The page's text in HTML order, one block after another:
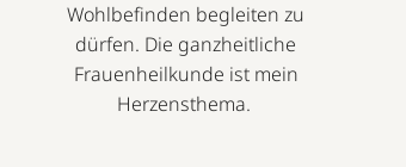
Wohlbefinden begleiten zu
dürfen. Die ganzheitliche
Frauenheilkunde ist mein
Herzensthema.